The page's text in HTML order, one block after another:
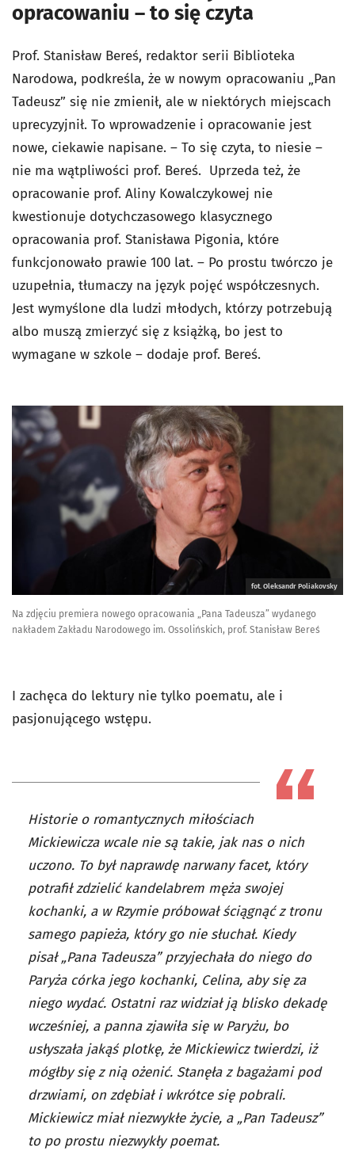
opracowaniu – to się czyta
Prof. Stanisław Bereś, redaktor serii Biblioteka
Narodowa, podkreśla, że w nowym opracowaniu „Pan
Tadeusz” się nie zmienił, ale w niektórych miejscach
uprecyzyjnił. To wprowadzenie i opracowanie jest
nowe, ciekawie napisane. – To się czyta, to niesie –
nie ma wątpliwości prof. Bereś. Uprzeda też, że
opracowanie prof. Aliny Kowalczykowej nie
kwestionuje dotychczasowego klasycznego
opracowania prof. Stanisława Pigonia, które
funkcjonowało prawie 100 lat. – Po prostu twórczo je
uzupełnia, tłumaczy na język pojęć współczesnych.
Jest wymyślone dla ludzi młodych, którzy potrzebują
albo muszą zmierzyć się z książką, bo jest to
wymagane w szkole – dodaje prof. Bereś.
fot. Oleksandr Poliakovsky
Na zdjęciu premiera nowego opracowania „Pana Tadeusza” wydanego
nakładem Zakładu Narodowego im. Ossolińskich, prof. Stanisław Bereś
I zachęca do lektury nie tylko poematu, ale i
pasjonującego wstępu.
Historie o romantycznych miłościach
Mickiewicza wcale nie są takie, jak nas o nich
uczono. To był naprawdę narwany facet, który
potrafił zdzielić kandelabrem męża swojej
kochanki, a w Rzymie próbował ściągnąć z tronu
samego papieża, który go nie słuchał. Kiedy
pisał „Pana Tadeusza” przyjechała do niego do
Paryża córka jego kochanki, Celina, aby się za
niego wydać. Ostatni raz widział ją blisko dekadę
wcześniej, a panna zjawiła się w Paryżu, bo
usłyszała jakąś plotkę, że Mickiewicz twierdzi, iż
mógłby się z nią ożenić. Stanęła z bagażami pod
drzwiami, on zdębiał i wkrótce się pobrali.
Mickiewicz miał niezwykłe życie, a „Pan Tadeusz”
to po prostu niezwykły poemat.